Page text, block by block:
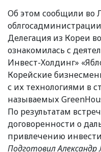
Об этом сообщили во
Делегация из Кореи
ознакомилась с
Инвест-Холдинг»
Корейские
с их технологиями в
называемых
По результатам
договоренности о
привлечению
Подготовил Александр